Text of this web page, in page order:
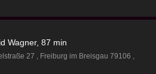
Wagner, 87 min
27
Freiburg im Breisgau 79106